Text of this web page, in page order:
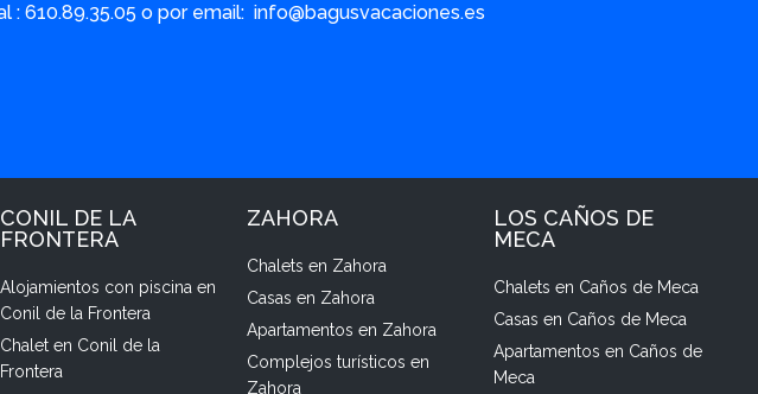
610.89.35.05 o por email: info@bagusvacaciones.es
CONIL DE LA
FRONTERA
Alojamientos con piscina en
Conil de la Frontera
Chalet en Conil de la
Frontera
ZAHORA
Chalets en Zahora
Casas en Zahora
Apartamentos en Zahora
Complejos turísticos en
Zahora
LOS CAÑOS DE
MECA
Chalets en Caños de Meca
Casas en Caños de Meca
Apartamentos en Caños de
Meca